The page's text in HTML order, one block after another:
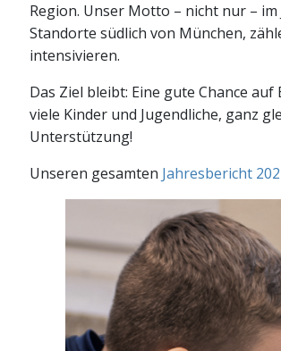
Region. Unser Motto – nicht nur –
Standorte südlich von München,
intensivieren.
Das Ziel bleibt: Eine gute Chance
viele Kinder und Jugendliche, ganz
Unterstützung!
Unseren gesamten Jahresbericht